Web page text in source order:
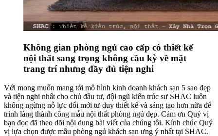
Không gian phòng ngủ cao cấp có thiết kế
nội thất sang trọng không cầu kỳ về mặt
trang trí nhưng đầy đủ tiện nghi
Với mong muốn mang tới mô hình kinh doanh khách sạn 5 sao đẹp
và tiện nghi nhất cho chủ đầu tư, đội ngũ kiến trúc sư SHAC luôn
không ngừng nỗ lực đổi mới tư duy thiết kế và sáng tạo hơn nữa để
trình làng thành công mẫu nội thất phòng ngủ đẹp. Cám ơn Quý vị
bạn đọc đã theo dõi nội dung bài viết của chúng tôi. Kính chúc Quý
vị lựa chọn được mẫu phòng ngủ khách sạn ưng ý nhất tại SHAC.